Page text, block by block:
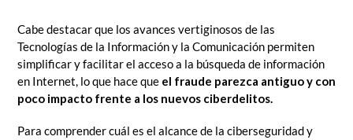
Cabe destacar que los avances vertiginosos de las
Tecnologías de la Información y la Comunicación permiten
simplificar y facilitar el acceso a la búsqueda de información
en Internet, lo que hace que el fraude parezca antiguo y con
poco impacto frente a los nuevos ciberdelitos.
Para comprender cuál es el alcance de la ciberseguridad y